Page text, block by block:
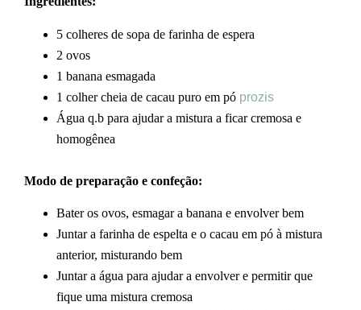
5 colheres de sopa de farinha de espera
2 ovos
1 banana esmagada
1 colher cheia de cacau puro em pó prozis
Água q.b para ajudar a mistura a ficar cremosa e
homogênea
Modo de preparação e confeção:
Bater os ovos, esmagar a banana e envolver bem
Juntar a farinha de espelta e o cacau em pó à mistura
anterior, misturando bem
Juntar a água para ajudar a envolver e permitir que
fique uma mistura cremosa